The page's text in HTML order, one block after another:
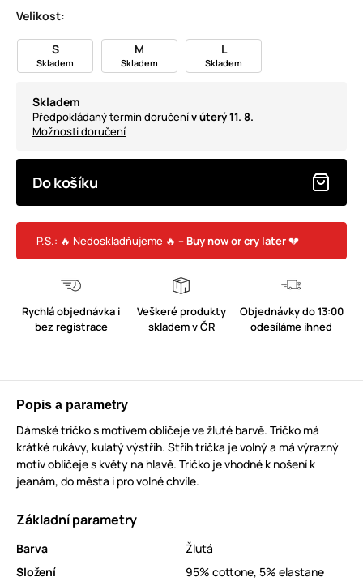
Velikost:
S
Skladem
M
Skladem
L
Skladem
Skladem
Předpokládaný termín doručenív úterý 11. 8.
Možnosti doručení
Do košíku
P.S.: 🔥 Nedoskladňujeme 🔥 – Buy now or cry later💔
Rychlá objednávka i
bez registrace
Veškeré produkty
skladem v ČR
Objednávky do 13:00
odesíláme ihned
Popis a parametry
Dámské tričko s motivem obličeje ve žluté barvě. Tričko má
krátké rukávy, kulatý výstřih. Střih trička je volný a má výrazný
motiv obličeje s květy na hlavě. Tričko je vhodné k nošení k
jeanám, do města i pro volné chvíle.
Základní parametry
Barva
Žlutá
Složení
95% cottone, 5% elastane